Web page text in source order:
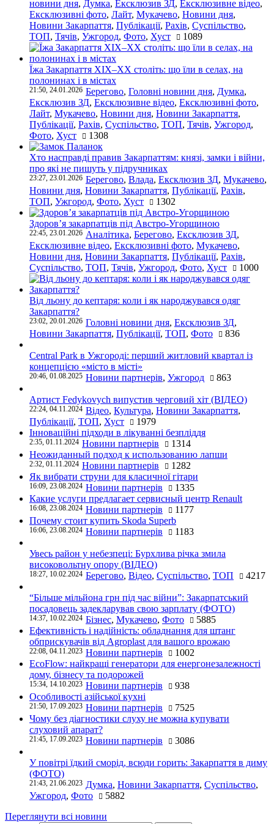
новини дня, Думка, Ексклюзив ЗД, Ексклюзивне відео,
Ексклюзивні фото, Лайт, Мукачево, Новини дня,
Новини Закарпаття, Публікації, Рахів, Суспільство,
ТОП, Тячів, Ужгород, Фото, Хуст 1089
Їжа Закарпаття ХІХ–ХХ століть: що їли в селах, на
полонинах і в містах
21:50, 24.01.2026 Берегово, Головні новини дня, Думка,
Ексклюзив ЗД, Ексклюзивне відео, Ексклюзивні фото,
Лайт, Мукачево, Новини дня, Новини Закарпаття,
Публікації, Рахів, Суспільство, ТОП, Тячів, Ужгород,
Фото, Хуст 1308
Хто насправді правив Закарпаттям: князі, замки і війни,
про які не пишуть у підручниках
23:27, 23.01.2026 Берегово, Влада, Ексклюзив ЗД, Мукачево,
Новини дня, Новини Закарпаття, Публікації, Рахів,
ТОП, Ужгород, Фото, Хуст 1302
Здоров’я закарпатців під Австро-Угорщиною
22:45, 23.01.2026 Аналітика, Берегово, Ексклюзив ЗД,
Ексклюзивне відео, Ексклюзивні фото, Мукачево,
Новини дня, Новини Закарпаття, Публікації, Рахів,
Суспільство, ТОП, Тячів, Ужгород, Фото, Хуст 1000
Від льону до кептаря: коли і як народжувався одяг
Закарпаття?
23:02, 20.01.2026 Головні новини дня, Ексклюзив ЗД,
Новини Закарпаття, Публікації, ТОП, Фото 836
Central Park в Ужгороді: перший житловий квартал із
концепцією «місто в місті»
20:46, 01.08.2025 Новини партнерів, Ужгород 863
Артист Fedykovych випустив черговий хіт (ВІДЕО)
22:24, 04.11.2024 Відео, Культура, Новини Закарпаття,
Публікації, ТОП, Хуст
1979
Інноваційні підходи в лікуванні безпліддя
2:35, 01.11.2024 Новини партнерів
1314
Неожиданный подход к использованию лапши
2:32, 01.11.2024 Новини партнерів
1282
Як вибрати струни для класичної гітари
16:09, 23.08.2024 Новини партнерів
1335
Какие услуги предлагает сервисный центр Renault
16:08, 23.08.2024 Новини партнерів
1177
Почему стоит купить Skoda Superb
16:06, 23.08.2024 Новини партнерів 1183
Увесь район у небезпеці: Бурхлива річка змила
високовольтну опору (ВІДЕО)
18:27, 10.02.2024 Берегово, Відео, Суспільство, ТОП 4217
“Більше мільйона грн під час війни”: Закарпатський
посадовець задекларував свою зарплату (ФОТО)
14:37, 10.02.2024 Бізнес, Мукачево, Фото
5885
Ефективність і надійність: обладнання для штанг
обприскувачів від Agroplast для вашого врожаю
22:08, 04.11.2023 Новини партнерів
1002
EcoFlow: найкращі генератори для енергонезалежності
дому, бізнесу та подорожей
15:34, 14.10.2023 Новини партнерів
938
Особливості азійської кухні
21:50, 17.09.2023 Новини партнерів
7525
Чому без діагностики слуху не можна купувати
слуховий апарат?
21:45, 17.09.2023 Новини партнерів 3086
У повітрі їдкий сморід, всюди горить: Закарпаття в диму
(ФОТО)
21:43, 21.06.2023 Думка, Новини Закарпаття, Суспільство,
Ужгород, Фото
5882
Переглянути всі новини